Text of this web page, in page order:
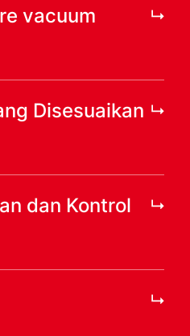
vacuum
Disesuaikan
dan Kontrol